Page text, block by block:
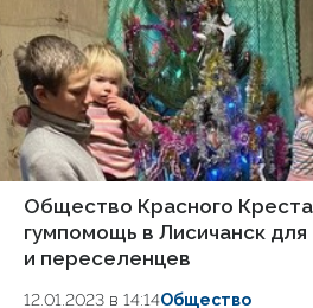
Общество Красного
гумпомощь в Лисичанск
и переселенцев
12.01.2023 в 14:14Общество